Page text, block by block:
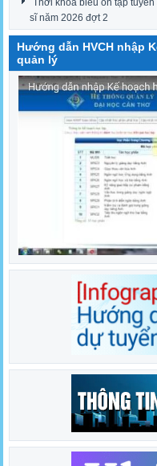
Thời khóa biểu ôn tập
sĩ năm 2026 đợt 2
Hướng dẫn HVCH nhập
quản lý